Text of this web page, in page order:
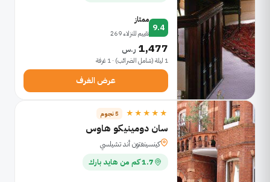
9.4
ممتاز
تقييم للنزلاء 269
1,477 ر.س
1 ليلة (شامل الضرائب) · 1 غرفة
عرض الغرف
★★★★★ 5 نجوم
سان دومينيكو هاوس
كينسينغتون أند تشيلسي
1.7 كم من هايد بارك